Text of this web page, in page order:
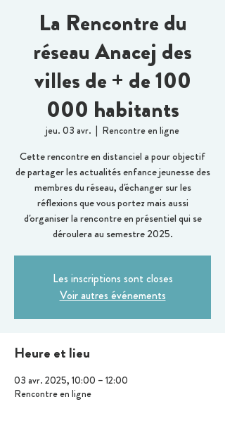
La Rencontre du
réseau Anacej des
villes de + de 100
000 habitants
jeu. 03 avr.
  |
Rencontre en ligne
Cette rencontre en distanciel a pour objectif
de partager les actualités enfance jeunesse des
membres du réseau, d'échanger sur les
réflexions que vous portez mais aussi
d'organiser la rencontre en présentiel qui se
déroulera au semestre 2025.
Les inscriptions sont closes
Voir autres événements
Heure et lieu
03 avr. 2025, 10:00 – 12:00
Rencontre en ligne